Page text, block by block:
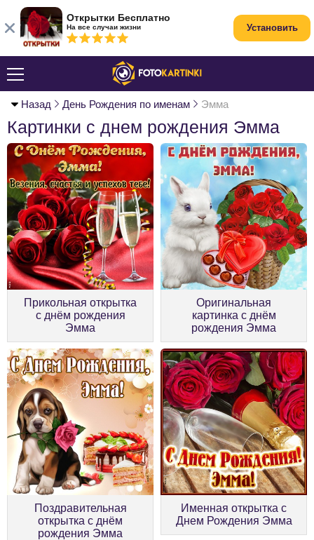
Назад День Рождения по именам Эмма
Картинки с днем рождения Эмма
Прикольная открытка
с днём рождения
Эмма
Оригинальная
картинка с днём
рождения Эмма
Поздравительная
открытка с днём
рождения Эмма
Именная открытка с
Днем Рождения Эмма
Открытки Бесплатно
На все случаи жизни Установить